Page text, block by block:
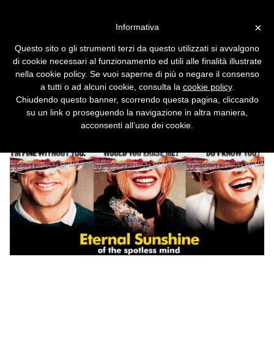
L'esercizio del diritto di cronaca online
prevale rispetto alla riservatezza del singolo
soltanto se a termine. Scaduto quest'ultimo,
deve ritenersi illecito.
×
Informativa
Questo sito o gli strumenti terzi da questo utilizzati si avvalgono
di cookie necessari al funzionamento ed utili alle finalità illustrate
nella cookie policy. Se vuoi saperne di più o negare il consenso
a tutti o ad alcuni cookie, consulta la cookie policy.
Chiudendo questo banner, scorrendo questa pagina, cliccando
su un link o proseguendo la navigazione in altra maniera,
acconsenti all’uso dei cookie.